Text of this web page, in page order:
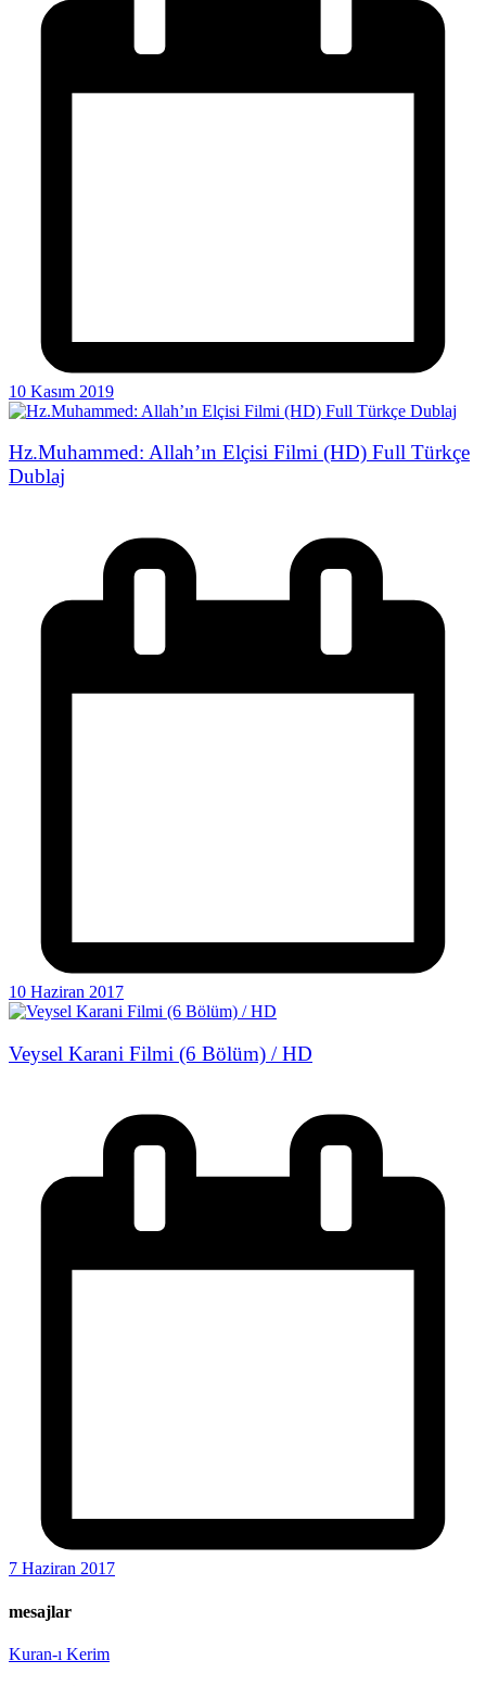
10 Kasım 2019
Hz.Muhammed: Allah’ın Elçisi Filmi (HD) Full Türkçe
Dublaj
10 Haziran 2017
Veysel Karani Filmi (6 Bölüm) / HD
7 Haziran 2017
mesajlar
Kuran-ı Kerim